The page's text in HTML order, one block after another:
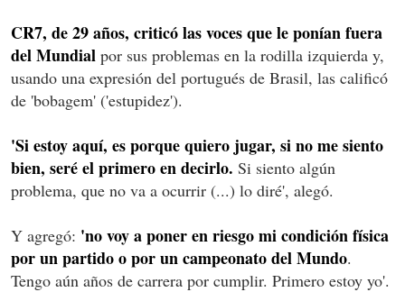
CR7, de 29 años, criticó las voces que le ponían fuera
del Mundial por sus problemas en la rodilla izquierda y,
usando una expresión del portugués de Brasil, las calificó
de 'bobagem' ('estupidez').
'Si estoy aquí, es porque quiero jugar, si no me siento
bien, seré el primero en decirlo. Si siento algún
problema, que no va a ocurrir (...) lo diré', alegó.
Y agregó: 'no voy a poner en riesgo mi condición física
por un partido o por un campeonato del Mundo.
Tengo aún años de carrera por cumplir. Primero estoy yo'.